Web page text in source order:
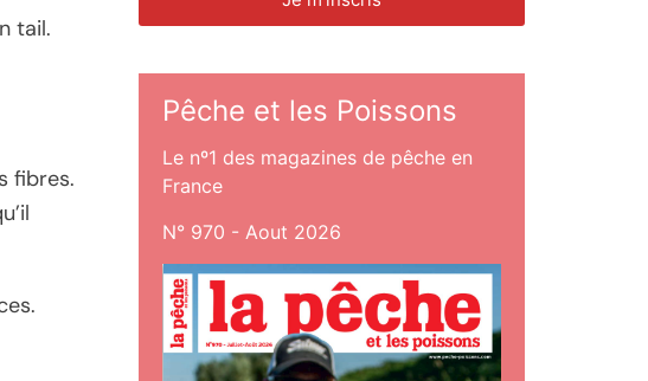
tail.
fibres.
Pêche et les Poissons
Le nº1 des magazines de pêche en
France
N° 970 - Aout 2026